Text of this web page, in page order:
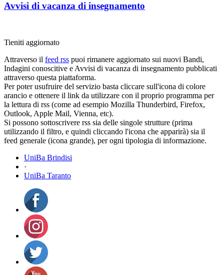
Avvisi di vacanza di insegnamento
Tieniti aggiornato
Attraverso il feed rss puoi rimanere aggiornato sui nuovi Bandi,
Indagini conoscitive e Avvisi di vacanza di insegnamento pubblicati
attraverso questa piattaforma.
Per poter usufruire del servizio basta cliccare sull'icona di colore
arancio e ottenere il link da utilizzare con il proprio programma per
la lettura di rss (come ad esempio Mozilla Thunderbird, Firefox,
Outlook, Apple Mail, Vienna, etc).
Si possono sottoscrivere rss sia delle singole strutture (prima
utilizzando il filtro, e quindi cliccando l'icona che apparirà) sia il
feed generale (icona grande), per ogni tipologia di informazione.
UniBa Brindisi
·
UniBa Taranto